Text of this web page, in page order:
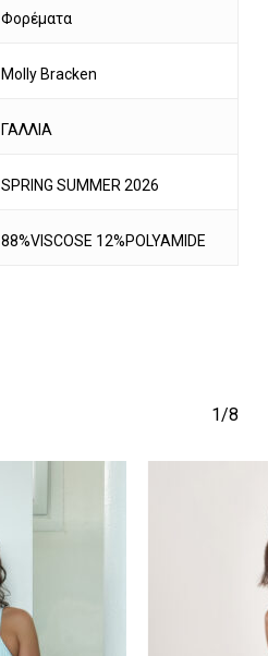
προϊόν στο
Φορέματα
Molly Bracken
ΓΑΛΛΙΑ
SPRING SUMMER 2026
88%VISCOSE 12%POLYAMIDE
1/8